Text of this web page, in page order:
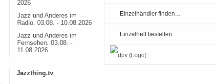
2026
Jazz und Anderes im
Radio. 03.08. - 10.08.2026
Jazz und Anderes im
Fernsehen. 03.08. -
11.08.2026
Jazzthing.tv
Einzelhändler finden…
Einzelheft bestellen